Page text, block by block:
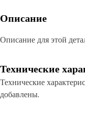
Описание
Описание для этой
Технические
Технические
добавлены.